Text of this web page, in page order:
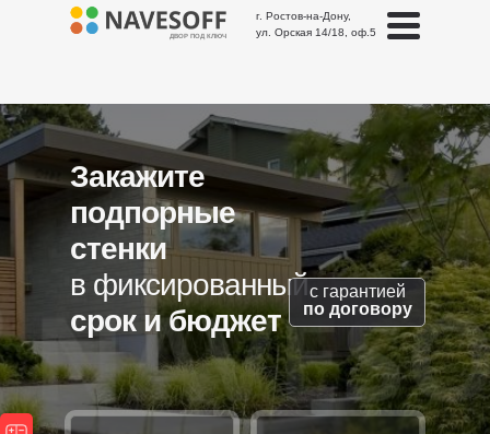
г. Ростов-на-Дону,
ул. Орская 14/18, оф.5
ДВОР ПОД КЛЮЧ
Закажите
подпорные
стенки
в фиксированный
срок и бюджет
с гарантией
по договору